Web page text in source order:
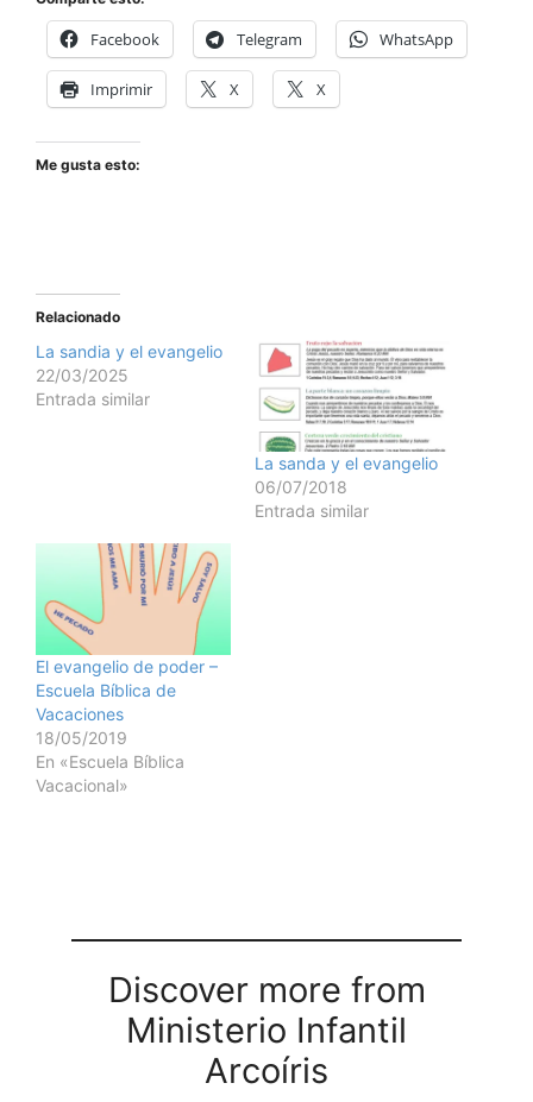
Facebook Telegram WhatsApp
Imprimir X X
Me gusta esto:
Relacionado
La sandia y el evangelio
22/03/2025
Entrada similar
La sanda y el evangelio
06/07/2018
Entrada similar
El evangelio de poder –
Escuela Bíblica de
Vacaciones
18/05/2019
En «Escuela Bíblica
Vacacional»
Discover more from
Ministerio Infantil
Arcoíris